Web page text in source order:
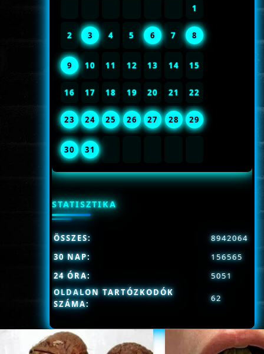
1
2 3 4 5 6 7 8
9 10 11 12 13 14 15
16 17 18 19 20 21 22
23 24 25 26 27 28 29
30 31
STATISZTIKA
OLDALON TARTÓZKODÓK
SZÁMA:
62
ÖSSZES:
8942064
30 NAP:
156565
24 ÓRA:
5051